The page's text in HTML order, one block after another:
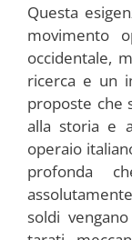
Questa
movimento
occidentale,
ricerca e un
proposte che
alla storia e
operaio
profonda
soldi